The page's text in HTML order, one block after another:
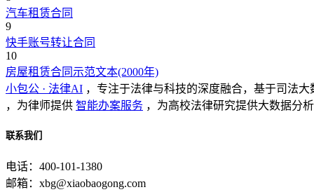
汽车租赁合同
9
快手账号转让合同
10
房屋租赁合同示范文本(2000年)
小包公 · 法律AI ，专注于法律与科技的深度融合，基于司法
，为律师提供 智能办案服务 ，为高校法律研究提供大数据分
联系我们
电话：400-101-1380
邮箱：xbg@xiaobaogong.com